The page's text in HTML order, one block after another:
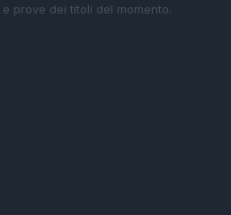
prove dei titoli del momento.